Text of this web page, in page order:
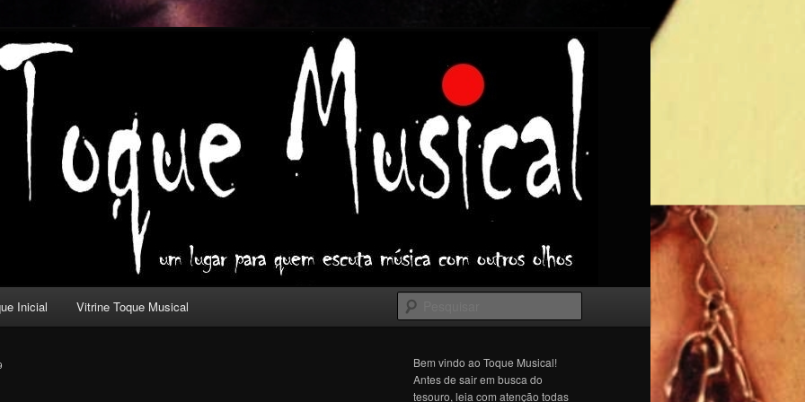
com outros olhos.
Inicial Vitrine Toque Musical
Bem vindo ao Toque Musical!
Antes de sair em busca do
tesouro, leia com atenção todas